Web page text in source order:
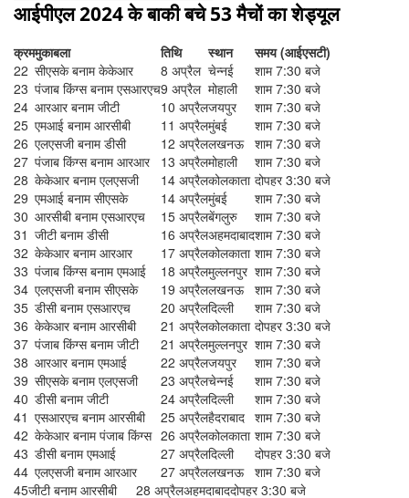
आईपीएल 2024 के बाकी बचे 53 मैचों का शेड्यूल
क्रममुकाबला तिथि स्थान
समय (आईएसटी)
22 सीएसके बनाम केकेआर 8 अप्रैल चेन्नई
शाम 7:30 बजे
23 पंजाब किंग्स बनाम एसआरएच9 अप्रैल मोहाली
शाम 7:30 बजे
24 आरआर बनाम जीटी 10 अप्रैलजयपुर
शाम 7:30 बजे
25 एमआई बनाम आरसीबी 11 अप्रैलमुंबई
शाम 7:30 बजे
26 एलएसजी बनाम डीसी 12 अप्रैललखनऊ शाम 7:30 बजे
27 पंजाब किंग्स बनाम आरआर 13 अप्रैलमोहाली
शाम 7:30 बजे
28 केकेआर बनाम एलएसजी 14 अप्रैलकोलकाता दोपहर 3:30 बजे
29 एमआई बनाम सीएसके 14 अप्रैलमुंबई
शाम 7:30 बजे
30 आरसीबी बनाम एसआरएच 15 अप्रैलबेंगलुरु
शाम 7:30 बजे
31 जीटी बनाम डीसी 16 अप्रैलअहमदाबादशाम 7:30 बजे
32 केकेआर बनाम आरआर 17 अप्रैलकोलकाता शाम 7:30 बजे
33 पंजाब किंग्स बनाम एमआई 18 अप्रैलमुल्लनपुर शाम 7:30 बजे
34 एलएसजी बनाम सीएसके 19 अप्रैललखनऊ शाम 7:30 बजे
35 डीसी बनाम एसआरएच 20 अप्रैलदिल्ली
शाम 7:30 बजे
36 केकेआर बनाम आरसीबी 21 अप्रैलकोलकाता दोपहर 3:30 बजे
37 पंजाब किंग्स बनाम जीटी 21 अप्रैलमुल्लनपुर शाम 7:30 बजे
38 आरआर बनाम एमआई 22 अप्रैलजयपुर
शाम 7:30 बजे
39 सीएसके बनाम एलएसजी 23 अप्रैलचेन्नई
शाम 7:30 बजे
40 डीसी बनाम जीटी 24 अप्रैलदिल्ली
शाम 7:30 बजे
41 एसआरएच बनाम आरसीबी 25 अप्रैलहैदराबाद शाम 7:30 बजे
42 केकेआर बनाम पंजाब किंग्स 26 अप्रैलकोलकाता शाम 7:30 बजे
43 डीसी बनाम एमआई 27 अप्रैलदिल्ली
दोपहर 3:30 बजे
44 एलएसजी बनाम आरआर 27 अप्रैललखनऊ शाम 7:30 बजे
45जीटी बनाम आरसीबी 28 अप्रैलअहमदाबाददोपहर 3:30 बजे